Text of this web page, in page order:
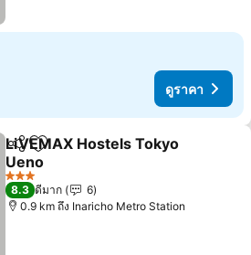
ดูราคา
แชร์ เพิ่มในรายการโปรด
LiVEMAX Hostels Tokyo
Ueno
3 ดาว
8.3 ดีมาก
6
0.9 km ถึง Inaricho Metro Station